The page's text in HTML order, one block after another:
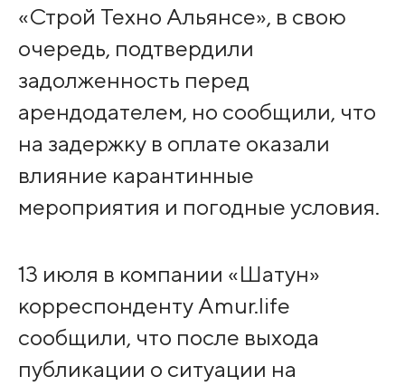
«Строй Техно Альянсе», в свою
очередь, подтвердили
задолженность перед
арендодателем, но сообщили, что
на задержку в оплате оказали
влияние карантинные
мероприятия и погодные условия.
13 июля в компании «Шатун»
корреспонденту Amur.life
сообщили, что после выхода
публикации о ситуации на